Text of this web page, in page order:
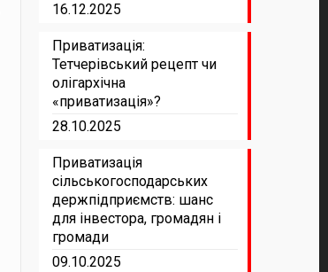
16.12.2025
Приватизація:
Тетчерівський рецепт чи
олігархічна
«приватизація»?
28.10.2025
Приватизація
сільськогосподарських
держпідприємств: шанс
для інвестора, громадян і
громади
09.10.2025